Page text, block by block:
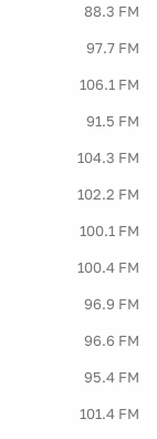
88.3 FM
97.7 FM
106.1 FM
91.5 FM
104.3 FM
102.2 FM
100.1 FM
100.4 FM
96.9 FM
96.6 FM
95.4 FM
101.4 FM